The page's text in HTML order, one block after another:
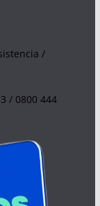
/
/ 0800 444